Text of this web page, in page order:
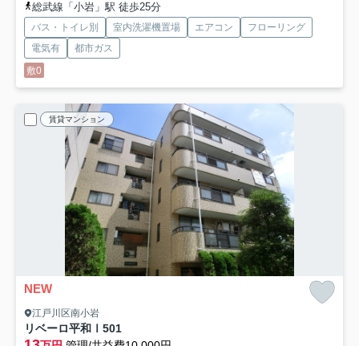
総武線「小岩」駅 徒歩25分
バス・トイレ別 室内洗濯機置場 エアコン
フローリング
電気有
都市ガス
敷0
賃貸マンション
NEW
江戸川区南小岩
リベーロ平和Ⅰ 501